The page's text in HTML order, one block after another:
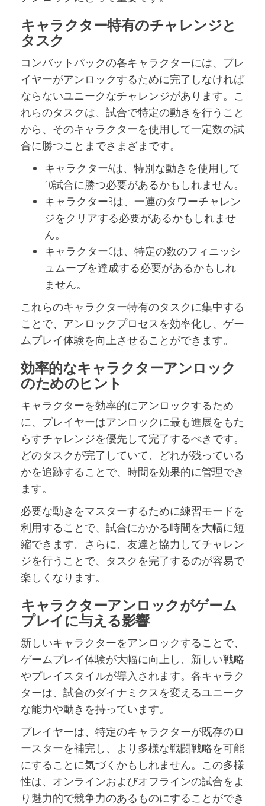
キャラクター特有のチャレンジと
タスク
コンバットパックの各キャラクターには、プレ
イヤーがアンロックするために完了しなければ
ならないユニークなチャレンジがあります。こ
れらのタスクは、試合で特定の動きを行うこと
から、そのキャラクターを使用して一定数の試
合に勝つことまでさまざまです。
キャラクターAは、特別な動きを使用して
10試合に勝つ必要があるかもしれません。
キャラクターBは、一連のタワーチャレン
ジをクリアする必要があるかもしれませ
ん。
キャラクターCは、特定の数のフィニッシ
ュムーブを達成する必要があるかもしれ
ません。
これらのキャラクター特有のタスクに集中する
ことで、アンロックプロセスを効率化し、ゲー
ムプレイ体験を向上させることができます。
効率的なキャラクターアンロック
のためのヒント
キャラクターを効率的にアンロックするため
に、プレイヤーはアンロックに最も進展をもた
らすチャレンジを優先して完了するべきです。
どのタスクが完了していて、どれが残っている
かを追跡することで、時間を効果的に管理でき
ます。
必要な動きをマスターするために練習モードを
利用することで、試合にかかる時間を大幅に短
縮できます。さらに、友達と協力してチャレン
ジを行うことで、タスクを完了するのが容易で
楽しくなります。
キャラクターアンロックがゲーム
プレイに与える影響
新しいキャラクターをアンロックすることで、
ゲームプレイ体験が大幅に向上し、新しい戦略
やプレイスタイルが導入されます。各キャラク
ターは、試合のダイナミクスを変えるユニーク
な能力や動きを持っています。
プレイヤーは、特定のキャラクターが既存のロ
ースターを補完し、より多様な戦闘戦略を可能
にすることに気づくかもしれません。この多様
性は、オンラインおよびオフラインの試合をよ
り魅力的で競争力のあるものにすることができ